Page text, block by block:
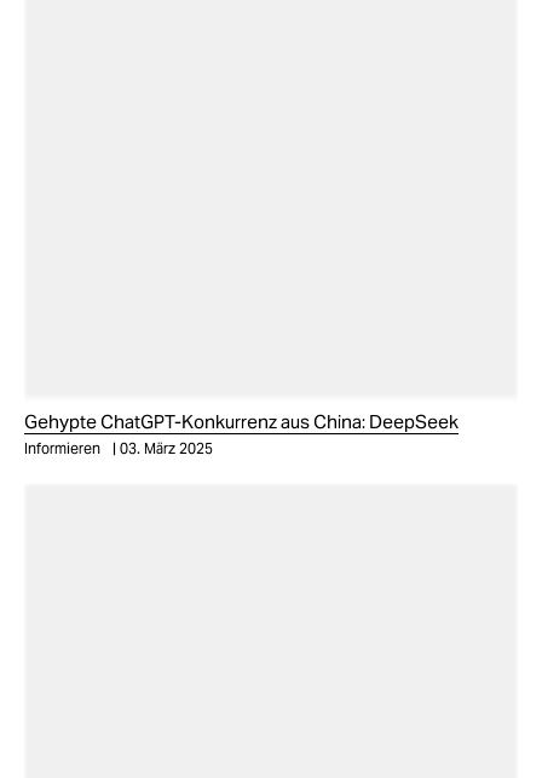
Gehypte ChatGPT-Konkurrenz aus China: DeepSeek
Informieren 03. März 2025